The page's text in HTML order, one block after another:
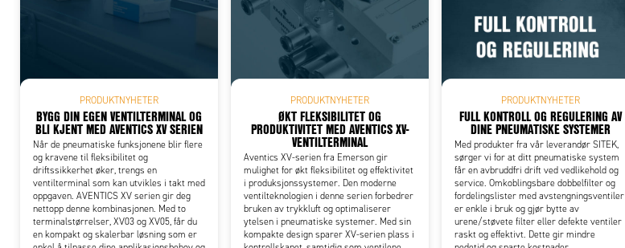
Add to existing cart row Add as new cart row
PRODUKTNYHETER
BYGG DIN EGEN VENTILTERMINAL OG
BLI KJENT MED AVENTICS XV SERIEN
Når de pneumatiske funksjonene blir flere
og kravene til fleksibilitet og
driftssikkerhet øker, trengs en
ventilterminal som kan utvikles i takt med
oppgaven. AVENTICS XV serien gir deg
nettopp denne kombinasjonen. Med to
terminalstørrelser, XV03 og XV05, får du
en kompakt og skalerbar løsning som er
PRODUKTNYHETER
ØKT FLEKSIBILITET OG
PRODUKTIVITET MED AVENTICS XV-
VENTILTERMINAL
Aventics XV-serien fra Emerson gir
mulighet for økt fleksibilitet og effektivitet
i produksjonssystemer. Den moderne
ventilteknologien i denne serien forbedrer
bruken av trykkluft og optimaliserer
ytelsen i pneumatiske systemer. Med sin
kompakte design sparer XV-serien plass i
PRODUKTNYHETER
FULL KONTROLL OG REGULERING AV
DINE PNEUMATISKE SYSTEMER
Med produkter fra vår leverandør SITEK,
sørger vi for at ditt pneumatiske system
får en avbruddfri drift ved vedlikehold og
service. Omkoblingsbare dobbelfilter og
fordelingslister med avstengningsventiler
er enkle i bruk og gjør bytte av
urene/støvete filter eller defekte ventiler
raskt og effektivt. Dette gir mindre